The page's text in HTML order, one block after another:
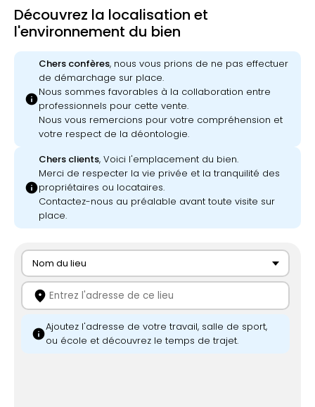
Découvrez la localisation et
l'environnement du bien
info
Chers confères, nous vous prions de ne pas effectuer
de démarchage sur place.
Nous sommes favorables à la collaboration entre
professionnels pour cette vente.
Nous vous remercions pour votre compréhension et
votre respect de la déontologie.
info
Chers clients, Voici l'emplacement du bien.
Merci de respecter la vie privée et la tranquilité des
propriétaires ou locataires.
Contactez-nous au préalable avant toute visite sur
place.
Nom du lieu
location_on
infoAjoutez l'adresse de votre travail, salle de sport,
ou école et découvrez le temps de trajet.